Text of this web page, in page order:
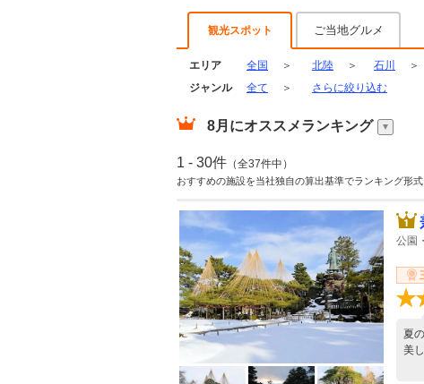
観光スポット ご当地グルメ
エリア 全国 ＞ 北陸 ＞ 石川 ＞
ジャンル
全て ＞ さらに絞り込む
8月 にオススメランキング
1 - 30件 （全37件中）
おすすめの施設を当社独自の算出基準でランキング形式
公園
夏
美